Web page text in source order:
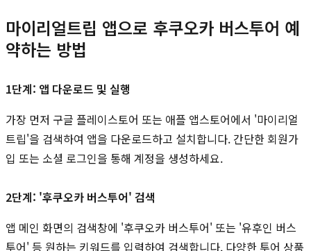
마이리얼트립 앱으로 후쿠오카 버스투어 예
약하는 방법
1단계: 앱 다운로드 및 실행
가장 먼저 구글 플레이스토어 또는 애플 앱스토어에서 '마이리얼
트립'을 검색하여 앱을 다운로드하고 설치합니다. 간단한 회원가
입 또는 소셜 로그인을 통해 계정을 생성하세요.
2단계: '후쿠오카 버스투어' 검색
앱 메인 화면의 검색창에 '후쿠오카 버스투어' 또는 '유후인 버스
투어' 등 원하는 키워드를 입력하여 검색합니다. 다양한 투어 상품